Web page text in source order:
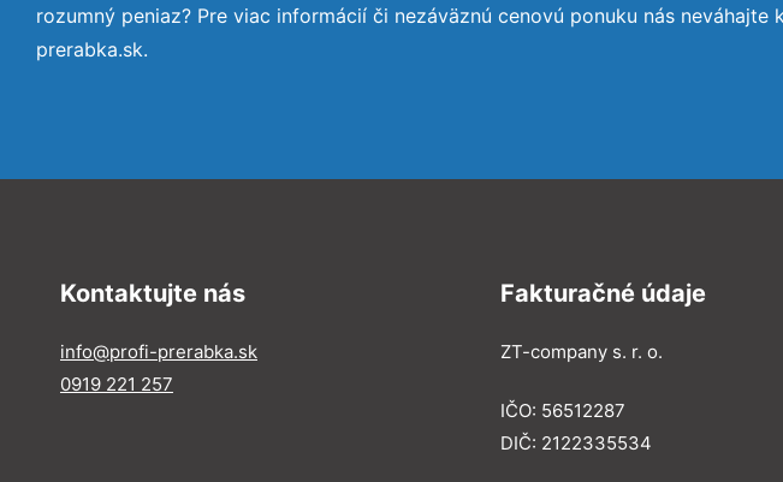
rozumný peniaz? Pre viac informácií či nezáväznú cenovú ponuku nás
prerabka.sk.
Kontaktujte nás
info@profi-prerabka.sk
0919 221 257
Fakturačné údaje
ZT-company s. r. o.
IČO: 56512287
DIČ: 2122335534